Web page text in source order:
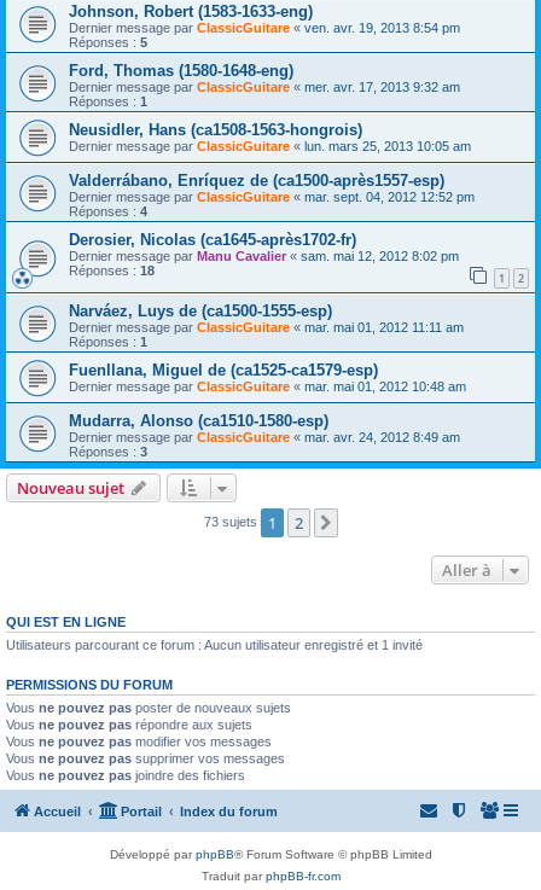
Johnson, Robert (1583-1633-eng)
Dernier message par ClassicGuitare « ven. avr. 19, 2013 8:54 pm
Réponses : 5
Ford, Thomas (1580-1648-eng)
Dernier message par ClassicGuitare « mer. avr. 17, 2013 9:32 am
Réponses : 1
Neusidler, Hans (ca1508-1563-hongrois)
Dernier message par ClassicGuitare « lun. mars 25, 2013 10:05 am
Valderrábano, Enríquez de (ca1500-après1557-esp)
Dernier message par ClassicGuitare « mar. sept. 04, 2012 12:52 pm
Réponses : 4
Derosier, Nicolas (ca1645-après1702-fr)
Dernier message par Manu Cavalier « sam. mai 12, 2012 8:02 pm
Réponses : 18 1 2
Narváez, Luys de (ca1500-1555-esp)
Dernier message par ClassicGuitare « mar. mai 01, 2012 11:11 am
Réponses : 1
Fuenllana, Miguel de (ca1525-ca1579-esp)
Dernier message par ClassicGuitare « mar. mai 01, 2012 10:48 am
Mudarra, Alonso (ca1510-1580-esp)
Dernier message par ClassicGuitare « mar. avr. 24, 2012 8:49 am
Réponses : 3
Nouveau sujet
73 sujets 1 2
Aller à
QUI EST EN LIGNE
Utilisateurs parcourant ce forum : Aucun utilisateur enregistré et 1 invité
PERMISSIONS DU FORUM
Vous ne pouvez pas poster de nouveaux sujets
Vous ne pouvez pas répondre aux sujets
Vous ne pouvez pas modifier vos messages
Vous ne pouvez pas supprimer vos messages
Vous ne pouvez pas joindre des fichiers
Accueil Portail Index du forum
Développé parphpBB® Forum Software © phpBB Limited
Traduit parphpBB-fr.com